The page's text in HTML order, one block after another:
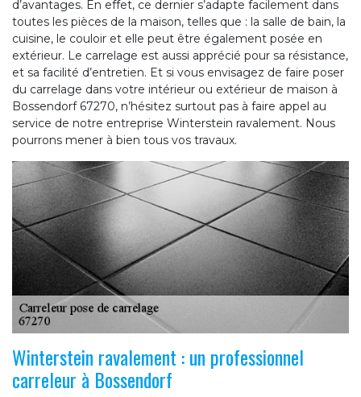
d’avantages. En effet, ce dernier s’adapte facilement dans
toutes les pièces de la maison, telles que : la salle de bain, la
cuisine, le couloir et elle peut être également posée en
extérieur. Le carrelage est aussi apprécié pour sa résistance,
et sa facilité d’entretien. Et si vous envisagez de faire poser
du carrelage dans votre intérieur ou extérieur de maison à
Bossendorf 67270, n’hésitez surtout pas à faire appel au
service de notre entreprise Winterstein ravalement. Nous
pourrons mener à bien tous vos travaux.
Winterstein ravalement : un professionnel
carreleur à Bossendorf